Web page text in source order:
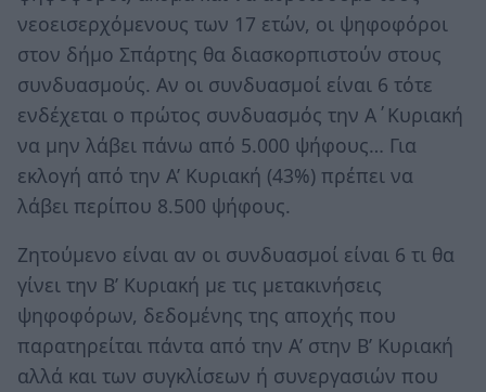
νεοεισερχόμενους των 17 ετών, οι ψηφοφόροι
στον δήμο Σπάρτης θα διασκορπιστούν στους
συνδυασμούς. Αν οι συνδυασμοί είναι 6 τότε
ενδέχεται ο πρώτος συνδυασμός την Α΄Κυριακή
να μην λάβει πάνω από 5.000 ψήφους… Για
εκλογή από την Α’ Κυριακή (43%) πρέπει να
λάβει περίπου 8.500 ψήφους.
Ζητούμενο είναι αν οι συνδυασμοί είναι 6 τι θα
γίνει την Β’ Κυριακή με τις μετακινήσεις
ψηφοφόρων, δεδομένης της αποχής που
παρατηρείται πάντα από την Α’ στην Β’ Κυριακή
αλλά και των συγκλίσεων ή συνεργασιών που